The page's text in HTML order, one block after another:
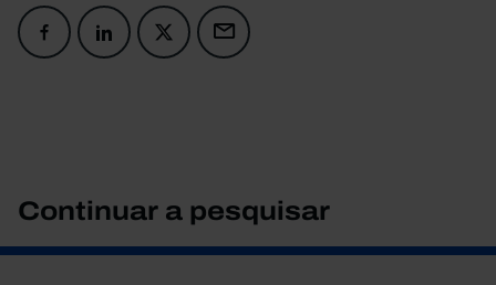
Continuar a pesquisar